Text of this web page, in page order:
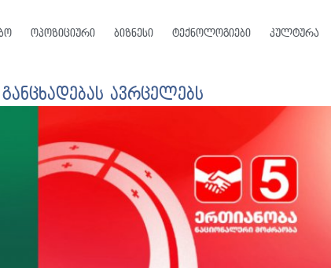
ოპოზიციური ბიზნესი ტექნოლოგიები კულტურა
ავრცელებს